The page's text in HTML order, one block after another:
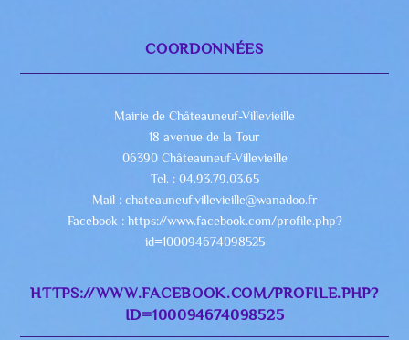
COORDONNÉES
Mairie de Châteauneuf-Villevieille
18 avenue de la Tour
06390 Châteauneuf-Villevieille
Tel. : 04.93.79.03.65
Mail : chateauneuf.villevieille@wanadoo.fr
Facebook : https://www.facebook.com/profile.php?
id=100094674098525
HTTPS://WWW.FACEBOOK.COM/PROFILE.PHP?
ID=100094674098525